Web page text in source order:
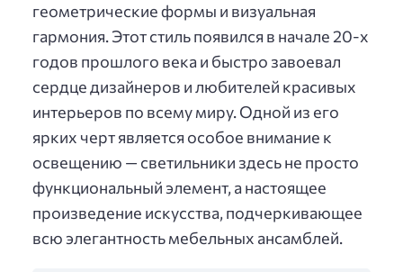
геометрические формы и визуальная
гармония. Этот стиль появился в начале 20-х
годов прошлого века и быстро завоевал
сердце дизайнеров и любителей красивых
интерьеров по всему миру. Одной из его
ярких черт является особое внимание к
освещению — светильники здесь не просто
функциональный элемент, а настоящее
произведение искусства, подчеркивающее
всю элегантность мебельных ансамблей.